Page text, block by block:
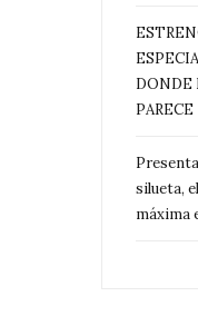
DONDE
PARECE
silueta,
máxima